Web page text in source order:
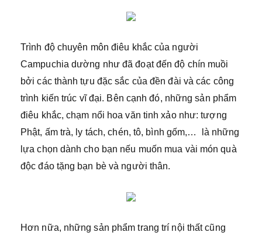
Trình độ chuyên môn điêu khắc của người
Campuchia dường như đã đoạt đến độ chín muồi
bởi các thành tựu đặc sắc của đền đài và các công
trình kiến trúc vĩ đại. Bên cạnh đó, những sản phẩm
điêu khắc, chạm nổi hoa văn tinh xảo như: tượng
Phật, ấm trà, ly tách, chén, tô, bình gốm,… là những
lựa chọn dành cho bạn nếu muốn mua vài món quà
độc đáo tặng bạn bè và người thân.
Hơn nữa, những sản phẩm trang trí nội thất cũng